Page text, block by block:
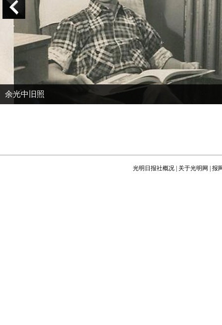
余光中旧照
光明日报社概况 关于光明网 报